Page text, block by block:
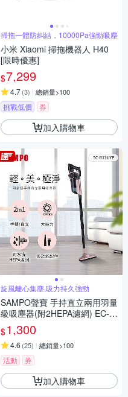
掃拖一體防糾結，10000Pa強勁吸塵
小米 Xiaomi 掃拖機器人 H40
[限時優惠]
$7,299
4.7(3) 總銷量>100
挑戰低價 券
加入購物車
旋風離心集塵,吸力持久強勁
SAMPO聲寶 手持直立兩用羽量
級吸塵器(附2HEPA濾網) EC-B
13UYP
$1,300
4.6 (25) 總銷量>100
活動 券
加入購物車